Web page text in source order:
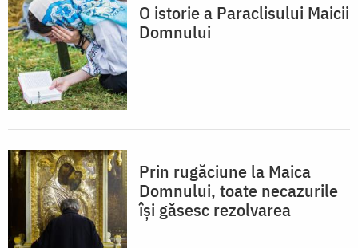
O istorie a Paraclisului Maicii
Domnului
Prin rugăciune la Maica
Domnului, toate necazurile
își găsesc rezolvarea